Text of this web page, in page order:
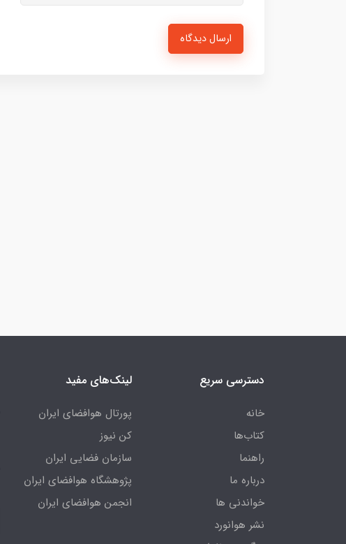
ارسال دیدگاه
دسترسی سریع
خانه
کتاب‌ها
راهنما
درباره ما
خواندنی ها
نشر هوانورد
لینک‌های مفید
پورتال هوافضای ایران
کن نیوز
سازمان فضایی ایران
پژوهشگاه هوافضای ایران
انجمن هوافضای ایران